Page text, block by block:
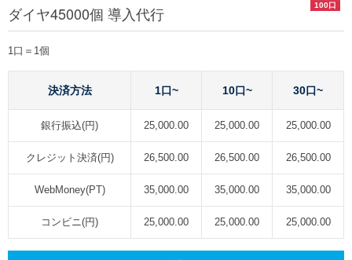
100口
ダイヤ45000個 導入代行
1口＝1個
決済方法 1口~ 10口~ 30口~
銀行振込(円) 25,000.00 25,000.00 25,000.00
クレジット決済(円) 26,500.00 26,500.00 26,500.00
WebMoney(PT) 35,000.00 35,000.00 35,000.00
コンビニ(円) 25,000.00 25,000.00 25,000.00